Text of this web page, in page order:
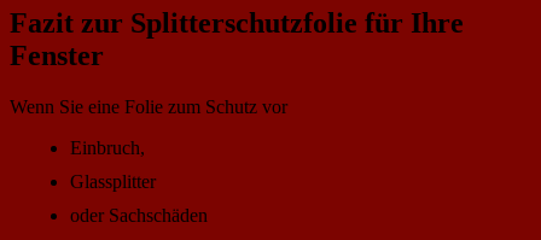
Fazit zur Splitterschutzfolie für Ihre
Fenster
Wenn Sie eine Folie zum Schutz vor
Einbruch,
Glassplitter
oder Sachschäden